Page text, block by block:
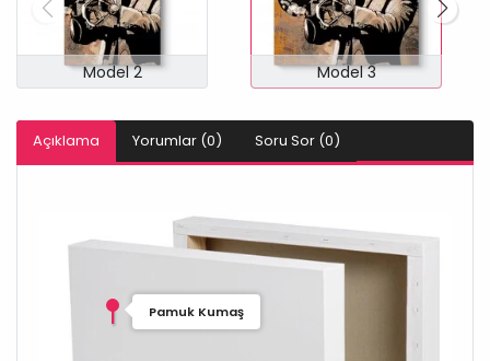
Model 2 Model 3
Açıklama Yorumlar (0) Soru Sor (0)
Pamuk Kumaş